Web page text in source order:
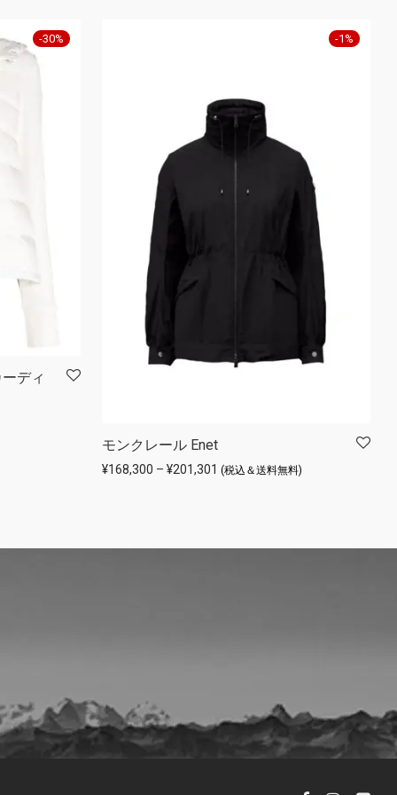
-30%
ディ
た。 です。
-1 %
モンクレール Enet
¥168,300 – ¥201,301 価格帯: ¥168,300 – ¥201,301
(税込＆送料無料)